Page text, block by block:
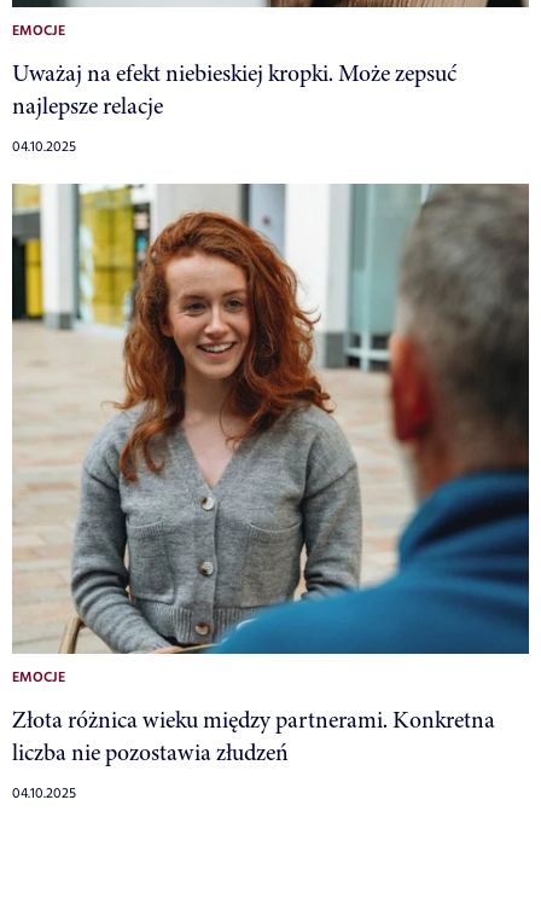
EMOCJE
Uważaj na efekt niebieskiej kropki. Może zepsuć
najlepsze relacje
04.10.2025
EMOCJE
Złota różnica wieku między partnerami. Konkretna
liczba nie pozostawia złudzeń
04.10.2025